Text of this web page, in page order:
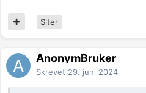
Siter
AnonymBruker
Skrevet 29. juni 2024